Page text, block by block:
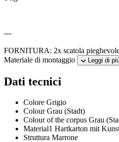
---
FORNITURA: 2x scatola
Materiale di montaggio
Leggi di
Dati tecnici
Colore Grigio
Colour Grau (Stadt)
Colour of the corpus Grau
Material1 Hartkarton mit
Struttura Marrone